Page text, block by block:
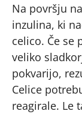
Na površju
inzulina, ki
celico. Če se
veliko
pokvarijo,
Celice
reagirale. Le